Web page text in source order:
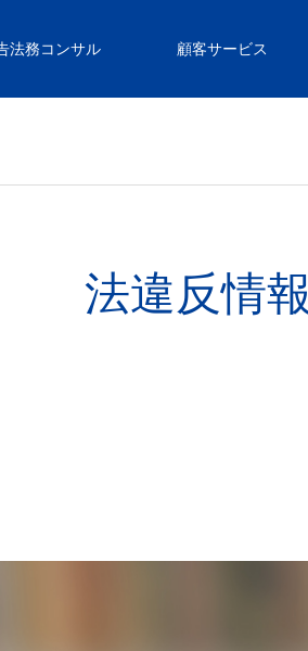
法務コンサル 顧客サービス
法違反情報